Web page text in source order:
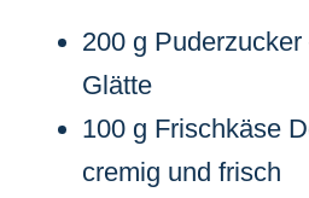
200 g
Glätte
100 g Frischkäse
cremig und frisch